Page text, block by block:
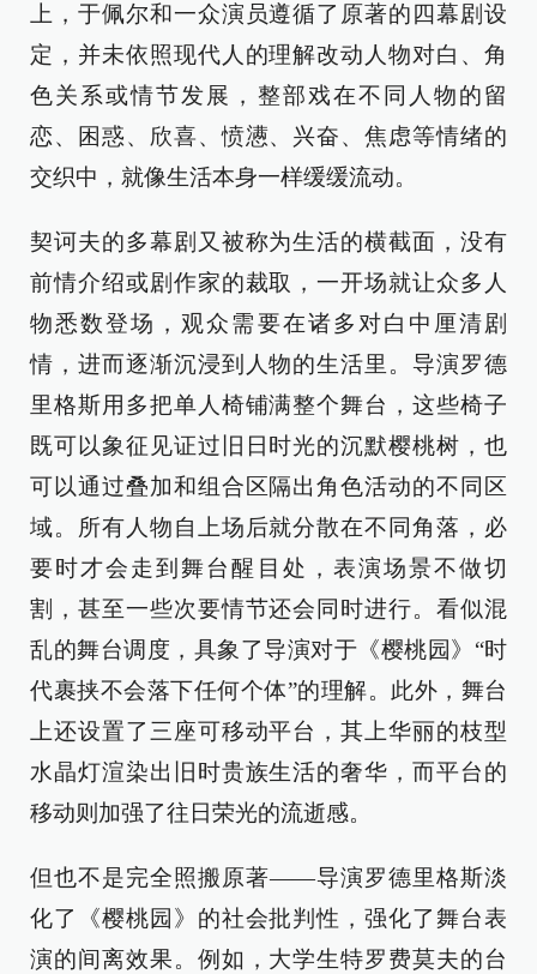
上，于佩尔和一众演员遵循了原著的四幕剧设
定，并未依照现代人的理解改动人物对白、角
色关系或情节发展，整部戏在不同人物的留
恋、困惑、欣喜、愤懑、兴奋、焦虑等情绪的
交织中，就像生活本身一样缓缓流动。
契诃夫的多幕剧又被称为生活的横截面，没有
前情介绍或剧作家的裁取，一开场就让众多人
物悉数登场，观众需要在诸多对白中厘清剧
情，进而逐渐沉浸到人物的生活里。导演罗德
里格斯用多把单人椅铺满整个舞台，这些椅子
既可以象征见证过旧日时光的沉默樱桃树，也
可以通过叠加和组合区隔出角色活动的不同区
域。所有人物自上场后就分散在不同角落，必
要时才会走到舞台醒目处，表演场景不做切
割，甚至一些次要情节还会同时进行。看似混
乱的舞台调度，具象了导演对于《樱桃园》“时
代裹挟不会落下任何个体”的理解。此外，舞台
上还设置了三座可移动平台，其上华丽的枝型
水晶灯渲染出旧时贵族生活的奢华，而平台的
移动则加强了往日荣光的流逝感。
但也不是完全照搬原著——导演罗德里格斯淡
化了《樱桃园》的社会批判性，强化了舞台表
演的间离效果。例如，大学生特罗费莫夫的台